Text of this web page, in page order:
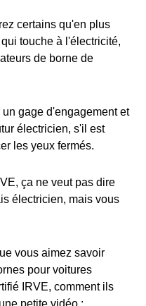
certains qu'en plus
touche à l'électricité,
de borne de
gage d'engagement et
électricien, s'il est
les yeux fermés.
ça ne veut pas dire
électricien, mais vous
vous aimez savoir
pour voitures
IRVE, comment ils
petite vidéo :